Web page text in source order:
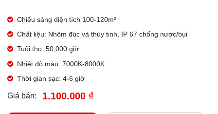
Chiếu sáng diện tích 100-120m²
Chất liệu: Nhôm đúc và thủy tinh, IP 67 chống nước/bụi
Tuổi thọ: 50,000 giờ
Nhiệt độ màu: 7000K-8000K
Thời gian sạc: 4-6 giờ
Giá bán: 1.100.000 ₫